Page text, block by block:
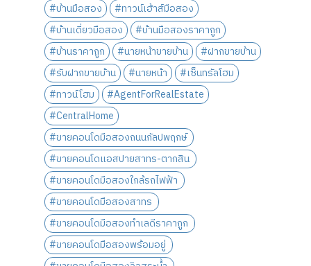
#บ้านมือสอง
#ทาวน์เฮ้าส์มือสอง
#บ้านเดี่ยวมือสอง
#บ้านมือสองราคาถูก
#บ้านราคาถูก
#นายหน้าขายบ้าน
#ฝากขายบ้าน
#รับฝากขายบ้าน
#นายหน้า
#เซ็นทรัลโฮม
#ทาวน์โฮม
#AgentForRealEstate
#CentralHome
#ขายคอนโดมือสองถนนกัลปพฤกษ์
#ขายคอนโดแอสปายสาทร-ตากสิน
#ขายคอนโดมือสองใกล้รถไฟฟ้า
#ขายคอนโดมือสองสาทร
#ขายคอนโดมือสองทำเลดีราคาถูก
#ขายคอนโดมือสองพร้อมอยู่